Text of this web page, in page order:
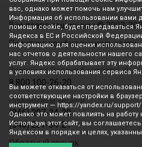
Все права защищены © 2003-
Политика конфиденциальности
Звонок по России бесплатный
8 800 100-26-20
Принимаем звонки
(846) 207-34-20
(846) 207-34-21
Обратный звонок
вас, однако может помочь нам
Информация об использовании вами
помощи cookie, будет передаваться
Яндекса в ЕС и Российской
информацию для оценки
нас отчетов о деятельности нашего
услуг. Яндекс обрабатывает эту
в условиях использования сервиса
Вы можете отказаться от
соответствующие настройки в
инструмент — https://yandex.ru/
Однако это может повлиять на работу
Используя этот сайт, вы
Яндексом в порядке и целях,